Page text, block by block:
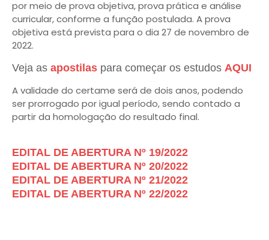
por meio de prova objetiva, prova prática e análise
curricular, conforme a função postulada. A prova
objetiva está prevista para o dia 27 de novembro de
2022.
Veja as apostilas para começar os estudos AQUI
A validade do certame será de dois anos, podendo
ser prorrogado por igual período, sendo contado a
partir da homologação do resultado final.
EDITAL DE ABERTURA Nº 19/2022
EDITAL DE ABERTURA Nº 20/2022
EDITAL DE ABERTURA Nº 21/2022
EDITAL DE ABERTURA Nº 22/2022